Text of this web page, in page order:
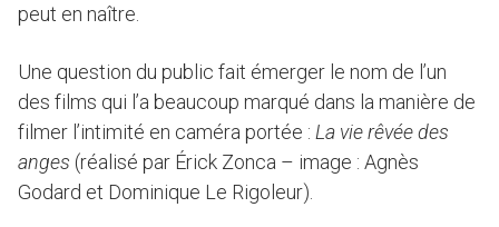
peut en naître.
Une question du public fait émerger le nom de l’un
des films qui l’a beaucoup marqué dans la manière de
filmer l’intimité en caméra portée : La vie rêvée des
anges (réalisé par Érick Zonca – image : Agnès
Godard et Dominique Le Rigoleur).